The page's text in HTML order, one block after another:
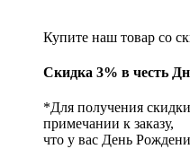
Купите наш товар со
Скидка 3% в честь
*Для получения
примечании к заказу,
что у вас День